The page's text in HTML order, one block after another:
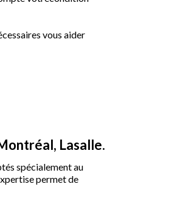
vous aider
Lasalle.
spécialement au
permet de